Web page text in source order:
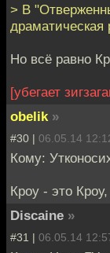
> В
драматическая
Но всё равно
[убегает
obelik »
#30 | 06.05.14
Кому:
Кроу - это
Discaine »
#31 | 06.05.14